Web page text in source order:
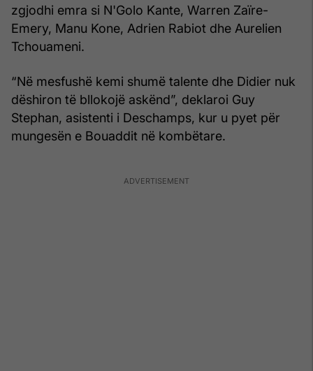
zgjodhi emra si N'Golo Kante, Warren Zaïre-
Emery, Manu Kone, Adrien Rabiot dhe Aurelien
Tchouameni.
“Në mesfushë kemi shumë talente dhe Didier nuk
dëshiron të bllokojë askënd”, deklaroi Guy
Stephan, asistenti i Deschamps, kur u pyet për
mungesën e Bouaddit në kombëtare.